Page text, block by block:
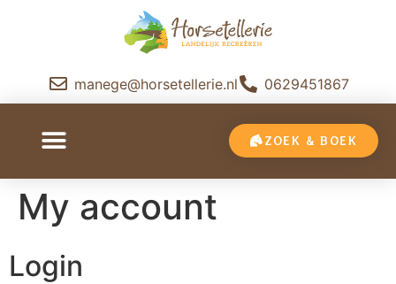
manege@horsetellerie.nl 0629451867
ZOEK & BOEK
My account
Login